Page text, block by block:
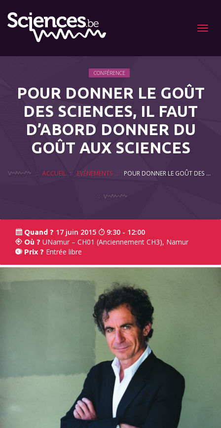
Menu
CONFÉRENCE
POUR DONNER LE GOÛT
DES SCIENCES, IL FAUT
D’ABORD DONNER DU
GOÛT AUX SCIENCES
ACCUEIL EVÉNEMENTS POUR DONNER LE GOÛT DES SCIENCES, IL FAUT D’ABORD DONNER DU GOÛT AUX SCIENCES
Quand ? 17 juin 2015 9:30 - 12:00
Où ? UNamur – CH01 (Anciennement CH3), Namur
Prix ? Entrée libre